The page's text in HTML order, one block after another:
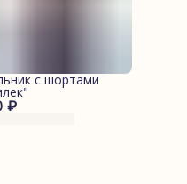
₽
с шортами